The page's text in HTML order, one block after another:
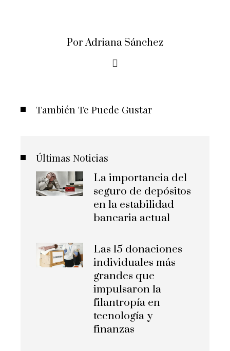
Por Adriana Sánchez
También Te Puede Gustar
Últimas Noticias
La importancia del
seguro de depósitos
en la estabilidad
bancaria actual
Las 15 donaciones
individuales más
grandes que
impulsaron la
filantropía en
tecnología y
finanzas